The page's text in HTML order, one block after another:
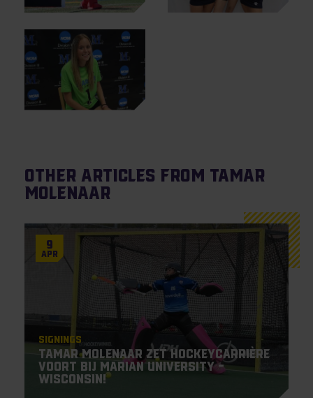
Other articles from Tamar
Molenaar
9
Apr
Signings
Tamar Molenaar zet hockeycarrière
voort bij Marian University –
Wisconsin!